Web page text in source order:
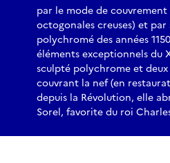
par le mode de
octogonales creuses) et
polychromé des années
éléments exceptionnels du
sculpté polychrome et
couvrant la nef (en
depuis la Révolution, elle
Sorel, favorite du roi